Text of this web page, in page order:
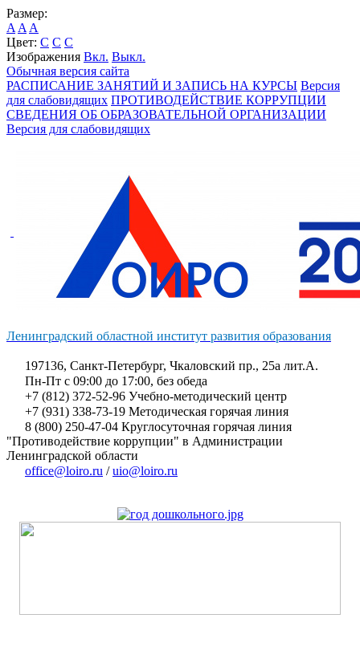
Размер:
A A A
Цвет: C C C
Изображения Вкл. Выкл.
Обычная версия сайта
РАСПИСАНИЕ ЗАНЯТИЙ И ЗАПИСЬ НА КУРСЫ Версия
для слабовидящих ПРОТИВОДЕЙСТВИЕ КОРРУПЦИИ
СВЕДЕНИЯ ОБ ОБРАЗОВАТЕЛЬНОЙ ОРГАНИЗАЦИИ
Версия для слабовидящих
Ленинградский областной институт развития образования
197136, Санкт-Петербург, Чкаловский пр., 25а лит.А.
Пн-Пт с 09:00 до 17:00, без обеда
+7 (812) 372-52-96 Учебно-методический центр
+7 (931) 338-73-19 Методическая горячая линия
8 (800) 250-47-04 Круглосуточная горячая линия
"Противодействие коррупции" в Администрации
Ленинградской области
office@loiro.ru /uio@loiro.ru